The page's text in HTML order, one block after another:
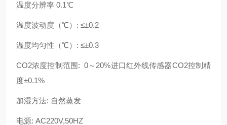
温度分辨率 0.1℃
温度波动度（℃）: ≤±0.2
温度均匀性（℃）: ≤±0.3
CO2浓度控制范围: 0～20%进口红外线传感器CO2控制精
度±0.1%
加湿方法: 自然蒸发
电源: AC220V,50HZ